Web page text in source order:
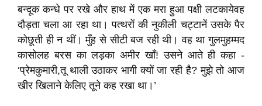
बन्दूक कन्धे पर रखे और हाथ में एक मरा हुआ पक्षी लटकायेवह
दौड़ता चला आ रहा था। पत्थरों की नुकीली चट्टानें उसके पैर
कोछूती ही न थीं। मुँह से सीटी बज रही थी। वह था गुलमुहम्मद
कासोलह बरस का लड़का अमीर खाँ! उसने आते ही कहा -
‘प्रेमकुमारी,तू थाली उठाकर भागी क्यों जा रही है? मुझे तो आज
खीर खिलाने केलिए तूने कह रखा था।’